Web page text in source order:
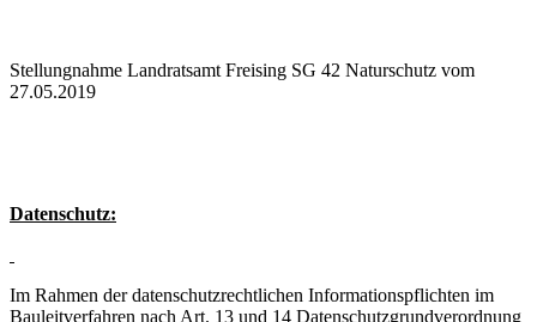
Stellungnahme Landratsamt Freising SG 42 Naturschutz vom
27.05.2019
Datenschutz:
Im Rahmen der datenschutzrechtlichen Informationspflichten im
Bauleitverfahren nach Art. 13 und 14 Datenschutzgrundverordnung